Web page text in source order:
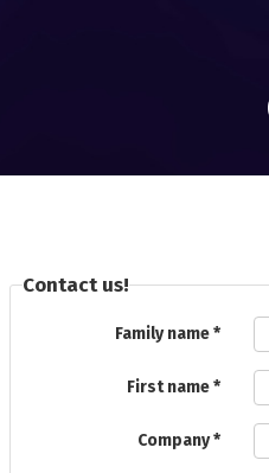
Contact us!
Family name
First name
Company